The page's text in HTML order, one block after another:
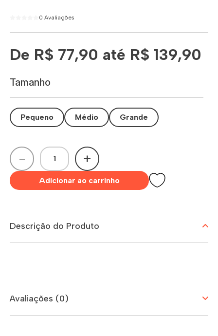
0 Avaliações
De R$ 77,90 até R$ 139,90
Tamanho
Pequeno Médio Grande
- +
Adicionar ao carrinho
Descrição do Produto
Avaliações (0)